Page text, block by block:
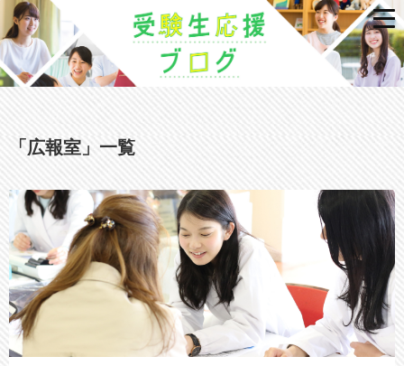
「 広報室 」 一覧